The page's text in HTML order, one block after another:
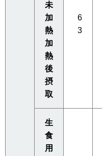
未
加
熱
加
熱
後
摂
取
6
3
生
食
用